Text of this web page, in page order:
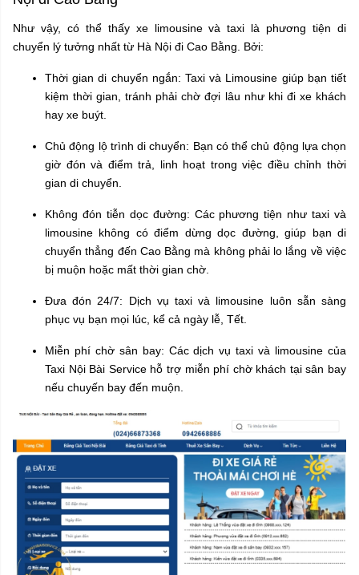
Như vậy, có thể thấy xe limousine và taxi là phương tiện di
chuyển lý tưởng nhất từ Hà Nội đi Cao Bằng. Bởi:
Thời gian di chuyển ngắn: Taxi và Limousine giúp bạn tiết
kiệm thời gian, tránh phải chờ đợi lâu như khi đi xe khách
hay xe buýt.
Chủ động lộ trình di chuyển: Bạn có thể chủ động lựa chọn
giờ đón và điểm trả, linh hoạt trong việc điều chỉnh thời
gian di chuyển.
Không đón tiễn dọc đường: Các phương tiện như taxi và
limousine không có điểm dừng dọc đường, giúp bạn di
chuyển thẳng đến Cao Bằng mà không phải lo lắng về việc
bị muộn hoặc mất thời gian chờ.
Đưa đón 24/7: Dịch vụ taxi và limousine luôn sẵn sàng
phục vụ bạn mọi lúc, kể cả ngày lễ, Tết.
Miễn phí chờ sân bay: Các dịch vụ taxi và limousine của
Taxi Nội Bài Service hỗ trợ miễn phí chờ khách tại sân bay
nếu chuyến bay đến muộn.